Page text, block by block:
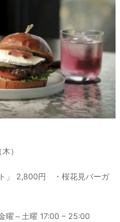
）
」 2,800円 ・桜花見バーガ
曜～土曜 17:00 – 25:00